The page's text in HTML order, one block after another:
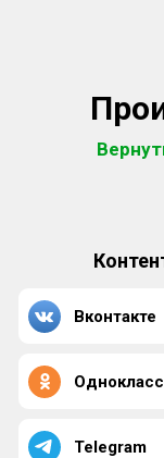
Вконтакте
Telegram